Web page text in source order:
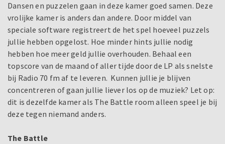
Dansen en puzzelen gaan in deze kamer goed samen. Deze
vrolijke kamer is anders dan andere. Door middel van
speciale software registreert de het spel hoeveel puzzels
jullie hebben opgelost. Hoe minder hints jullie nodig
hebben hoe meer geld jullie overhouden. Behaal een
topscore van de maand of aller tijde door de LP als snelste
bij Radio 70 fm af te leveren. Kunnen jullie je blijven
concentreren of gaan jullie liever los op de muziek? Let op:
dit is dezelfde kamer als The Battle room alleen speel je bij
deze tegen niemand anders.
The Battle